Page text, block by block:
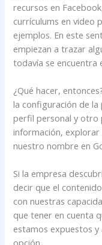
recursos en
currículums en video
ejemplos. En este
empiezan a trazar
todavía se encuentra
¿Qué hacer,
la configuración de la
perfil personal y otro
información,
nuestro nombre en
Si la empresa
decir que el
con nuestras
que tener en cuenta
estamos expuestos y